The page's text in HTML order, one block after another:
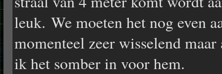
leuk. We moeten het nog even
momenteel zeer wisselend
ik het somber in voor hem.